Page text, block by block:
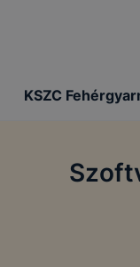
KSZC